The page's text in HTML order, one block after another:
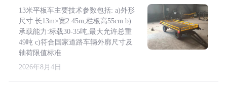
13米平板车主要技术参数包括: a)外形
尺寸:长13m×宽2.45m,栏板高55cm b)
承载能力:标载30-35吨,最大允许总重
49吨 c)符合国家道路车辆外廓尺寸及
轴荷限值标准
2026年8月4日